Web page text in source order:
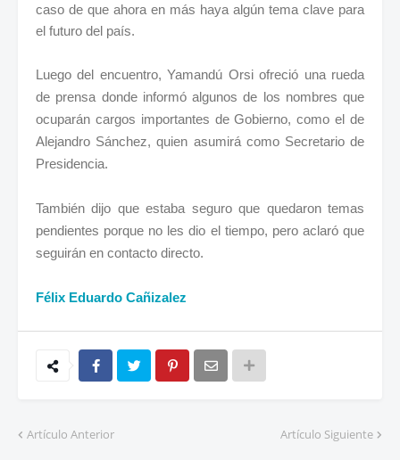
caso de que ahora en más haya algún tema clave para
el futuro del país.
Luego del encuentro, Yamandú Orsi ofreció una rueda
de prensa donde informó algunos de los nombres que
ocuparán cargos importantes de Gobierno, como el de
Alejandro Sánchez, quien asumirá como Secretario de
Presidencia.
También dijo que estaba seguro que quedaron temas
pendientes porque no les dio el tiempo, pero aclaró que
seguirán en contacto directo.
Félix Eduardo Cañizalez
Artículo Anterior Artículo Siguiente